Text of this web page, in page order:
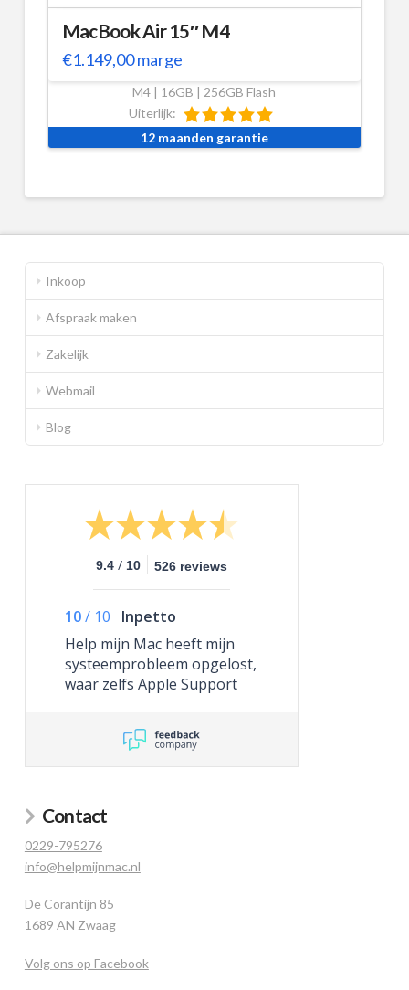
MacBook Air 15″ M4
€1.149,00marge
M4 | 16GB | 256GB Flash
Uiterlijk:
12 maanden garantie
Inkoop
Afspraak maken
Zakelijk
Webmail
Blog
9.4 / 10 526 reviews
10/ 10
Inpetto
Help mijn Mac heeft mijn
systeemprobleem opgelost,
waar zelfs Apple Support
Contact
0229-795276
info@helpmijnmac.nl
De Corantijn 85
1689 AN Zwaag
Volg ons op Facebook